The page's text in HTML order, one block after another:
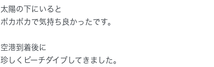
太陽の下にいると
ポカポカで気持ち良かったです。
空港到着後に
珍しくビーチダイブしてきました。